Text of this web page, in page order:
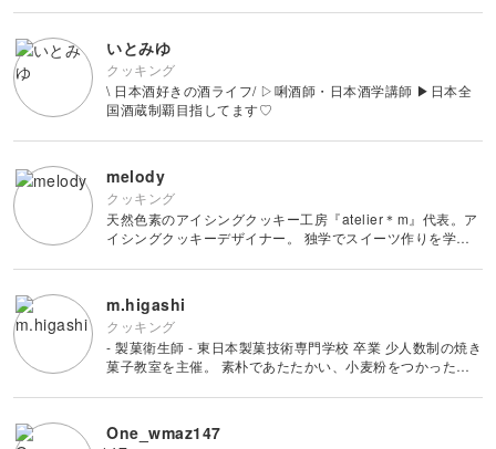
サシェ
つまみ細工
カービング
金継ぎ
手帳・ノート
フラワーアレンジメント
アロマ・ハーブ
和菓子
料理
ブランディング
ポートレート
物撮り・テーブルフォト
光・ライティング
構図
ボケ・丸ボケ
画像編集ツール
いとみゆ
クッキング
\ 日本酒好きの酒ライフ/ ▷唎酒師・日本酒学講師 ▶︎日本全
国酒蔵制覇目指してます♡
melody
クッキング
天然色素のアイシングクッキー工房『atelier＊m』代表。ア
イシングクッキーデザイナー。 独学でスイーツ作りを学
OPEN。 現在は季節のアイシングクッキーの
m.higashi
クッキング
- 製菓衛生師 - 東日本製菓技術専門学校 卒業 少人数制の焼き
菓子教室を主催。 素朴であたたかい、小麦粉をつかった焼
One_wmaz147